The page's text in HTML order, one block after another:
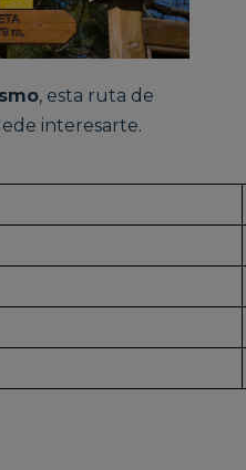
, esta ruta de
interesarte.